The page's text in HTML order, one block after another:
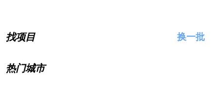
找项目 换一批
热门城市